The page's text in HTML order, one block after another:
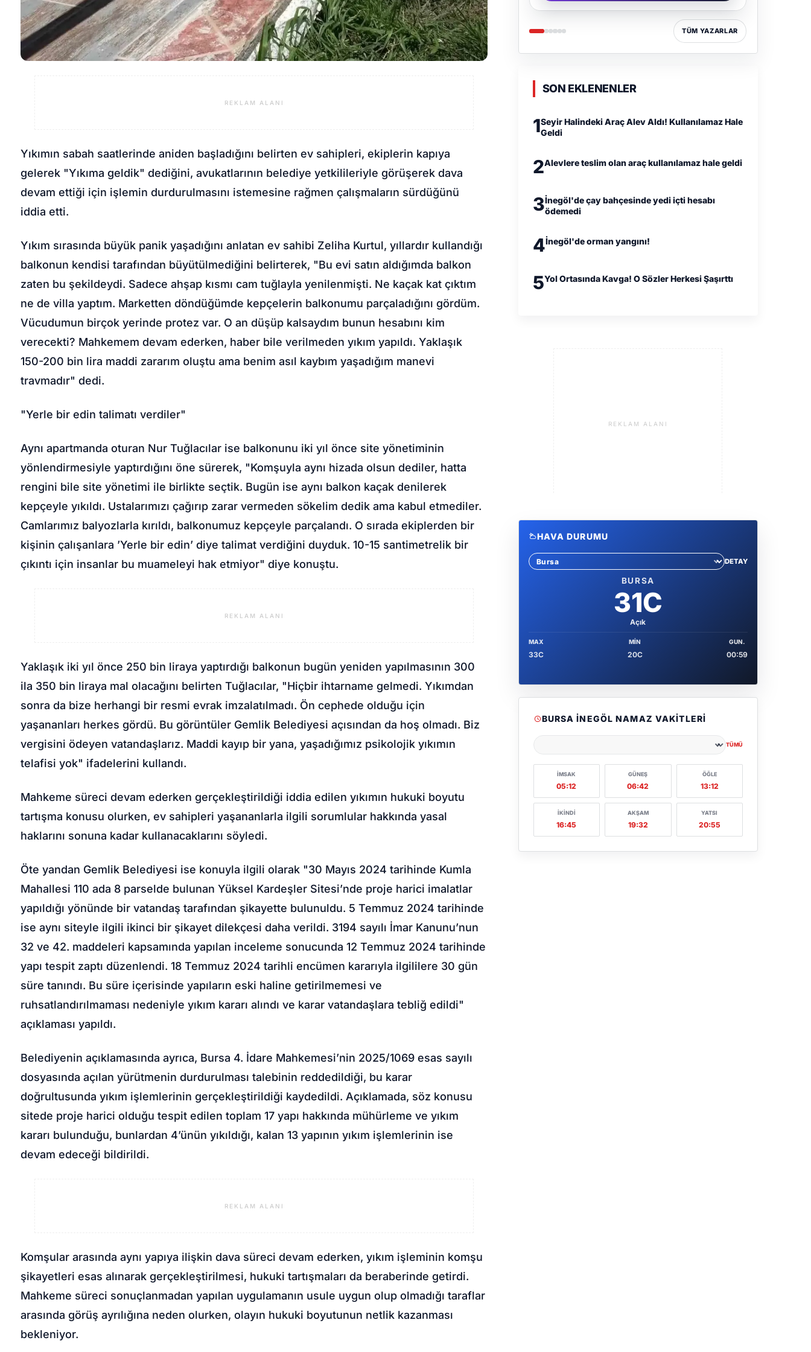
REKLAM ALANI
Yıkımın sabah saatlerinde aniden başladığını belirten ev sahipleri, ekiplerin kapıya
gelerek "Yıkıma geldik" dediğini, avukatlarının belediye yetkilileriyle görüşerek dava
devam ettiği için işlemin durdurulmasını istemesine rağmen çalışmaların sürdüğünü
iddia etti.
Yıkım sırasında büyük panik yaşadığını anlatan ev sahibi Zeliha Kurtul, yıllardır kullandığı
balkonun kendisi tarafından büyütülmediğini belirterek, "Bu evi satın aldığımda balkon
zaten bu şekildeydi. Sadece ahşap kısmı cam tuğlayla yenilenmişti. Ne kaçak kat çıktım
ne de villa yaptım. Marketten döndüğümde kepçelerin balkonumu parçaladığını gördüm.
Vücudumun birçok yerinde protez var. O an düşüp kalsaydım bunun hesabını kim
verecekti? Mahkemem devam ederken, haber bile verilmeden yıkım yapıldı. Yaklaşık
150-200 bin lira maddi zararım oluştu ama benim asıl kaybım yaşadığım manevi
travmadır" dedi.
"Yerle bir edin talimatı verdiler"
Aynı apartmanda oturan Nur Tuğlacılar ise balkonunu iki yıl önce site yönetiminin
yönlendirmesiyle yaptırdığını öne sürerek, "Komşuyla aynı hizada olsun dediler, hatta
rengini bile site yönetimi ile birlikte seçtik. Bugün ise aynı balkon kaçak denilerek
kepçeyle yıkıldı. Ustalarımızı çağırıp zarar vermeden sökelim dedik ama kabul etmediler.
Camlarımız balyozlarla kırıldı, balkonumuz kepçeyle parçalandı. O sırada ekiplerden bir
kişinin çalışanlara ’Yerle bir edin’ diye talimat verdiğini duyduk. 10-15 santimetrelik bir
çıkıntı için insanlar bu muameleyi hak etmiyor" diye konuştu.
REKLAM ALANI
Yaklaşık iki yıl önce 250 bin liraya yaptırdığı balkonun bugün yeniden yapılmasının 300
ila 350 bin liraya mal olacağını belirten Tuğlacılar, "Hiçbir ihtarname gelmedi. Yıkımdan
sonra da bize herhangi bir resmi evrak imzalatılmadı. Ön cephede olduğu için
yaşananları herkes gördü. Bu görüntüler Gemlik Belediyesi açısından da hoş olmadı. Biz
vergisini ödeyen vatandaşlarız. Maddi kayıp bir yana, yaşadığımız psikolojik yıkımın
telafisi yok" ifadelerini kullandı.
Mahkeme süreci devam ederken gerçekleştirildiği iddia edilen yıkımın hukuki boyutu
tartışma konusu olurken, ev sahipleri yaşananlarla ilgili sorumlular hakkında yasal
haklarını sonuna kadar kullanacaklarını söyledi.
Öte yandan Gemlik Belediyesi ise konuyla ilgili olarak "30 Mayıs 2024 tarihinde Kumla
Mahallesi 110 ada 8 parselde bulunan Yüksel Kardeşler Sitesi’nde proje harici imalatlar
yapıldığı yönünde bir vatandaş tarafından şikayette bulunuldu. 5 Temmuz 2024 tarihinde
ise aynı siteyle ilgili ikinci bir şikayet dilekçesi daha verildi. 3194 sayılı İmar Kanunu’nun
32 ve 42. maddeleri kapsamında yapılan inceleme sonucunda 12 Temmuz 2024 tarihinde
yapı tespit zaptı düzenlendi. 18 Temmuz 2024 tarihli encümen kararıyla ilgililere 30 gün
süre tanındı. Bu süre içerisinde yapıların eski haline getirilmemesi ve
ruhsatlandırılmaması nedeniyle yıkım kararı alındı ve karar vatandaşlara tebliğ edildi"
açıklaması yapıldı.
Belediyenin açıklamasında ayrıca, Bursa 4. İdare Mahkemesi’nin 2025/1069 esas sayılı
dosyasında açılan yürütmenin durdurulması talebinin reddedildiği, bu karar
doğrultusunda yıkım işlemlerinin gerçekleştirildiği kaydedildi. Açıklamada, söz konusu
sitede proje harici olduğu tespit edilen toplam 17 yapı hakkında mühürleme ve yıkım
kararı bulunduğu, bunlardan 4’ünün yıkıldığı, kalan 13 yapının yıkım işlemlerinin ise
devam edeceği bildirildi.
REKLAM ALANI
Komşular arasında aynı yapıya ilişkin dava süreci devam ederken, yıkım işleminin komşu
şikayetleri esas alınarak gerçekleştirilmesi, hukuki tartışmaları da beraberinde getirdi.
Mahkeme süreci sonuçlanmadan yapılan uygulamanın usule uygun olup olmadığı taraflar
arasında görüş ayrılığına neden olurken, olayın hukuki boyutunun netlik kazanması
bekleniyor.
TÜM YAZARLAR
SON EKLENENLER
1Seyir Halindeki Araç Alev Aldı! Kullanılamaz Hale
Geldi
2Alevlere teslim olan araç kullanılamaz hale geldi
3İnegöl'de çay bahçesinde yedi içti hesabı
ödemedi
4İnegöl'de orman yangını!
5Yol Ortasında Kavga! O Sözler Herkesi Şaşırttı
REKLAM ALANI
HAVA DURUMU
Sehir sec
DETAY
BURSA
31C
Açık
MAX
33C
MIN
20C
GUN.
00:59
BURSA İNEGÖL NAMAZ VAKITLERI
TÜMÜ
İMSAK
05:12
GÜNEŞ
06:42
ÖĞLE
13:12
İKINDI
16:45
AKŞAM
19:32
YATSI
20:55